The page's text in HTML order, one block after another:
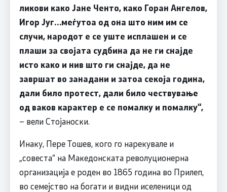
ликови како Јане Ченто, како Горан Ангелов,
Игор Југ…меѓутоа од она што ним им се
случи, народот е се уште исплашен и се
плаши за својата судбина да не ги снајде
исто како и нив што ги снајде, да не
завршат во занадани и затоа секоја година,
дали било протест, дали било чествување
од ваков карактер е се помалку и помалку“,
– вели Стојаноски.
Инаку, Пере Тошев, кого го нарекувале и
„совеста“ на Македонската револуционерна
организација е роден во 1865 година во Прилеп,
во семејство на богати и видни иселеници од